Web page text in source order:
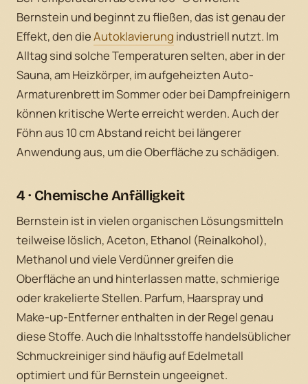
Bernstein und beginnt zu fließen, das ist genau der
Effekt, den dieAutoklavierung industriell nutzt. Im
Alltag sind solche Temperaturen selten, aber in der
Sauna, am Heizkörper, im aufgeheizten Auto-
Armaturenbrett im Sommer oder bei Dampfreinigern
können kritische Werte erreicht werden. Auch der
Föhn aus 10 cm Abstand reicht bei längerer
Anwendung aus, um die Oberfläche zu schädigen.
4 · Chemische Anfälligkeit
Bernstein ist in vielen organischen Lösungsmitteln
teilweise löslich, Aceton, Ethanol (Reinalkohol),
Methanol und viele Verdünner greifen die
Oberfläche an und hinterlassen matte, schmierige
oder krakelierte Stellen. Parfum, Haarspray und
Make-up-Entferner enthalten in der Regel genau
diese Stoffe. Auch die Inhaltsstoffe handelsüblicher
Schmuckreiniger sind häufig auf Edelmetall
optimiert und für Bernstein ungeeignet.